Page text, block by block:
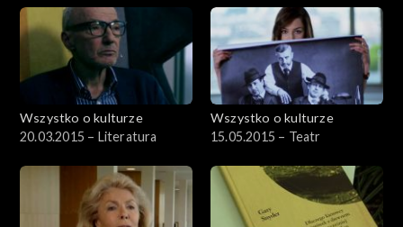
Wszystko o kulturze
20.03.2015 – Literatura
Wszystko o kulturze
15.05.2015 – Teatr